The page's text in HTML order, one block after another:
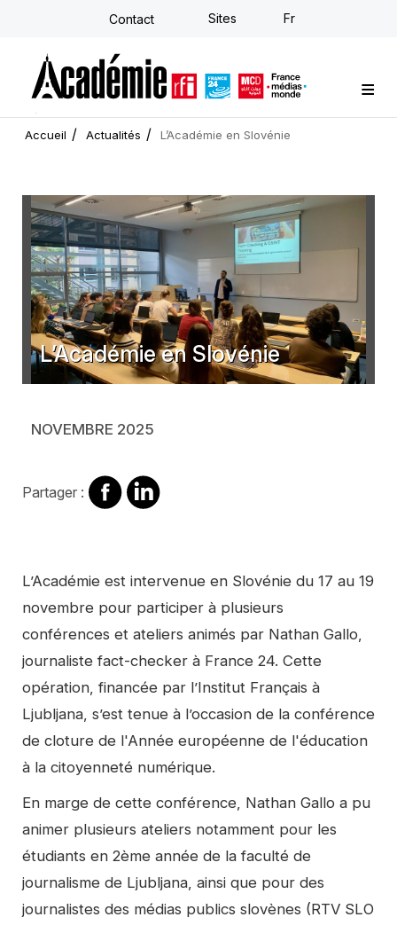
Aller
principal
Contact Sites Fr
Formations sur-mesure
Conseil stratégique
E-learning individuel
L'Académie
Actualités
Newsletter
Accueil Actualités L’Académie en Slovénie
L’Académie en Slovénie
NOVEMBRE 2025
Partager : Partager
sur
Partager
sur
Contenu
L’Académie est intervenue en Slovénie du 17 au 19
novembre pour participer à plusieurs
conférences et ateliers animés par Nathan Gallo,
journaliste fact-checker à France 24. Cette
opération, financée par l’Institut Français à
Ljubljana, s’est tenue à l’occasion de la conférence
de cloture de l'Année européenne de l'éducation
à la citoyenneté numérique.
En marge de cette conférence, Nathan Gallo a pu
animer plusieurs ateliers notamment pour les
étudiants en 2ème année de la faculté de
journalisme de Ljubljana, ainsi que pour des
journalistes des médias publics slovènes (RTV SLO